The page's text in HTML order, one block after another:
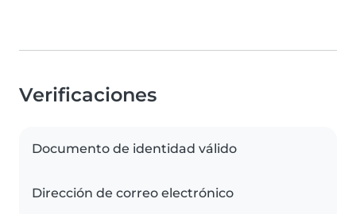
Verificaciones
Documento de identidad válido
Dirección de correo electrónico